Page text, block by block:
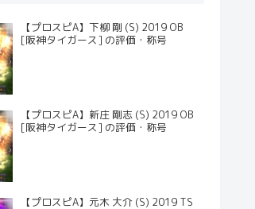
【プロスピA】下柳 剛 (S) 2019 OB
[阪神タイガース] の評価・称号
【プロスピA】新庄 剛志 (S) 2019 OB
[阪神タイガース] の評価・称号
【プロスピA】元木 大介 (S) 2019 TS